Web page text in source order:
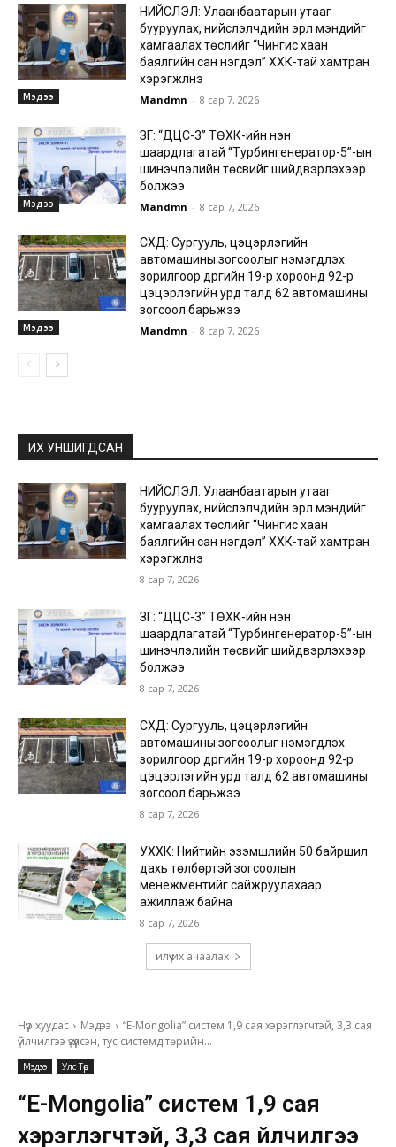
Мэдээ
НИЙСЛЭЛ: Улаанбаатарын утааг
бууруулах, нийслэлчүүдийн эрүүл мэндийг
хамгаалах төслийг “Чингис хаан
баялгийн сан нэгдэл” ХХК-тай хамтран
хэрэгжүүлнэ
Mandmn - 8 сар 7, 2026
Мэдээ
ЗГ: “ДЦС-3” ТӨХК-ийн нэн
шаардлагатай “Турбингенератор-5”-ын
шинэчлэлийн төсвийг шийдвэрлэхээр
болжээ
Mandmn - 8 сар 7, 2026
Мэдээ
СХД: Сургууль, цэцэрлэгийн
автомашины зогсоолыг нэмэгдүүлэх
зорилгоор дүүргийн 19-р хороонд 92-р
цэцэрлэгийн урд талд 62 автомашины
зогсоол барьжээ
Mandmn - 8 сар 7, 2026
ИХ УНШИГДСАН
НИЙСЛЭЛ: Улаанбаатарын утааг
бууруулах, нийслэлчүүдийн эрүүл мэндийг
хамгаалах төслийг “Чингис хаан
баялгийн сан нэгдэл” ХХК-тай хамтран
хэрэгжүүлнэ
8 сар 7, 2026
ЗГ: “ДЦС-3” ТӨХК-ийн нэн
шаардлагатай “Турбингенератор-5”-ын
шинэчлэлийн төсвийг шийдвэрлэхээр
болжээ
8 сар 7, 2026
СХД: Сургууль, цэцэрлэгийн
автомашины зогсоолыг нэмэгдүүлэх
зорилгоор дүүргийн 19-р хороонд 92-р
цэцэрлэгийн урд талд 62 автомашины
зогсоол барьжээ
8 сар 7, 2026
УХХК: Нийтийн эзэмшлийн 50 байршил
дахь төлбөртэй зогсоолын
менежментийг сайжруулахаар
ажиллаж байна
8 сар 7, 2026
илүү их ачаалах